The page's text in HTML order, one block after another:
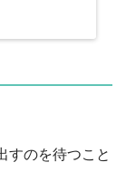
すのを待つこと